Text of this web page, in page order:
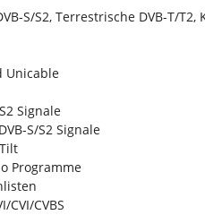
S/S2, Terrestrische DVB-T/T2,
Unicable
Signale
S/S2 Signale
Programme
CVI/CVBS